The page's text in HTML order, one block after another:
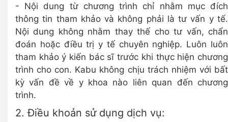
- Nội dung từ chương trình chỉ nhằm mục đích
thông tin tham khảo và không phải là tư vấn y tế.
Nội dung không nhằm thay thế cho tư vấn, chẩn
đoán hoặc điều trị y tế chuyên nghiệp. Luôn luôn
tham khảo ý kiến bác sĩ trước khi thực hiện chương
trình cho con. Kabu không chịu trách nhiệm với bất
kỳ vấn đề về y khoa nào liên quan đến chương
trình.
2. Điều khoản sử dụng dịch vụ: